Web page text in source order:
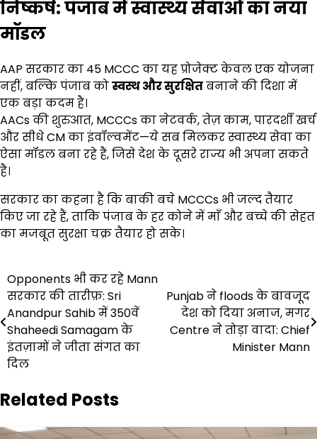
निष्कर्ष: पंजाब में स्वास्थ्य सेवाओं का नया
मॉडल
AAP सरकार का 45 MCCC का यह प्रोजेक्ट केवल एक योजना
नहीं, बल्कि पंजाब कोस्वस्थ और सुरक्षितबनाने की दिशा में
एक बड़ा कदम है।
AACs की शुरुआत, MCCCs का नेटवर्क, तेज़ काम, पारदर्शी खर्च
और सीधे CM का इंवॉल्वमेंट—ये सब मिलकर स्वास्थ्य सेवा का
ऐसा मॉडल बना रहे हैं, जिसे देश के दूसरे राज्य भी अपना सकते
हैं।
सरकार का कहना है कि बाकी बचे MCCCs भी जल्द तैयार
किए जा रहे हैं, ताकि पंजाब के हर कोने में माँ और बच्चे की सेहत
का मजबूत सुरक्षा चक्र तैयार हो सके।
Post
navigation
Opponents भी कर रहे Mann
सरकार की तारीफ़: Sri
Anandpur Sahib में 350वें
Shaheedi Samagam के
इंतज़ामों ने जीता संगत का
दिल
Punjab ने floods के बावजूद
देश को दिया अनाज, मगर
Centre ने तोड़ा वादा: Chief
Minister Mann
Related Posts